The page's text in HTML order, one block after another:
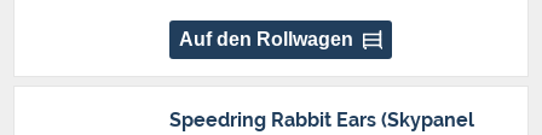
Auf den Rollwagen
Speedring Rabbit Ears (Skypanel